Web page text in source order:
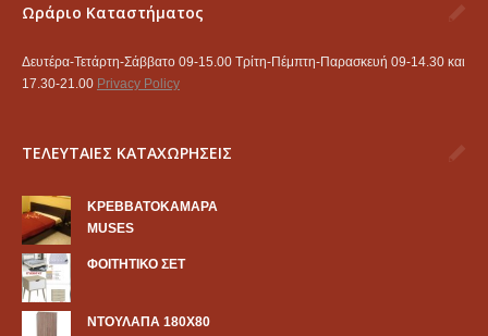
Ωράριο Καταστήματος
Δευτέρα-Τετάρτη-Σάββατο 09-15.00 Τρίτη-Πέμπτη-Παρασκευή 09-14.30 και
17.30-21.00 Privacy Policy
ΤΕΛΕΥΤΑΙΕΣ ΚΑΤΑΧΩΡΗΣΕΙΣ
KΡΕΒΒΑΤΟΚΑΜΑΡΑ
MUSES
ΦΟΙΤΗΤΙΚΟ ΣΕΤ
ΝΤΟΥΛΑΠΑ 180Χ80